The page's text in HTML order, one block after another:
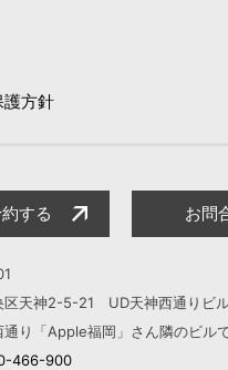
護方針
する お問
区天神2-5-21 UD天神西通りビ
通り「Apple福岡」さん隣のビルで
466-900